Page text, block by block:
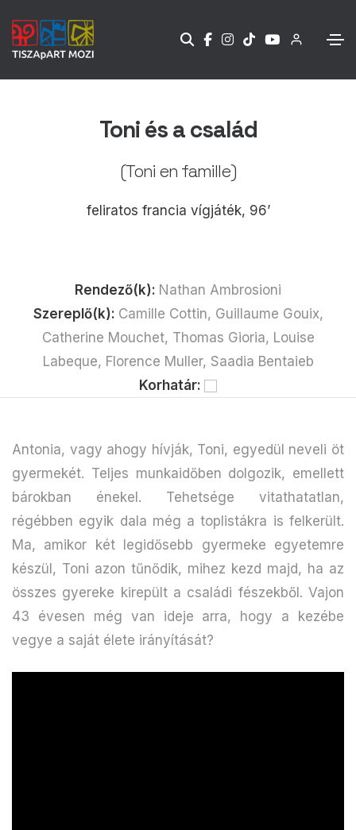
Toni és a család
(Toni en famille)
feliratos francia vígjáték, 96’
Rendező(k): Nathan Ambrosioni
Szereplő(k): Camille Cottin, Guillaume Gouix,
Catherine Mouchet, Thomas Gioria, Louise
Labeque, Florence Muller, Saadia Bentaieb
Korhatár:
Antonia, vagy ahogy hívják, Toni, egyedül neveli öt
gyermekét. Teljes munkaidőben dolgozik, emellett
bárokban énekel. Tehetsége vitathatatlan,
régébben egyik dala még a toplistákra is felkerült.
Ma, amikor két legidősebb gyermeke egyetemre
készül, Toni azon tűnődik, mihez kezd majd, ha az
összes gyereke kirepült a családi fészekből. Vajon
43 évesen még van ideje arra, hogy a kezébe
vegye a saját élete irányítását?